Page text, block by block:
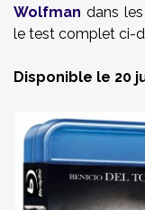
Wolfman dans
le test complet ci-
Disponible le 20